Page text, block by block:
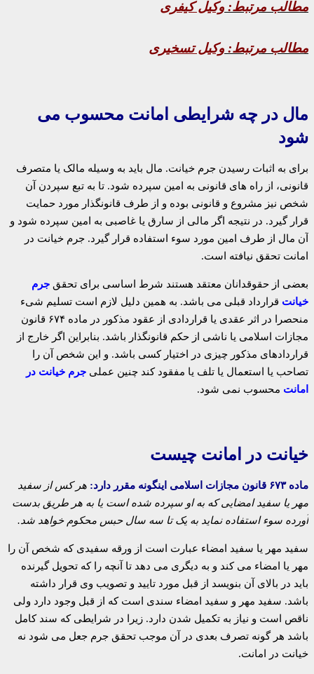
مطالب مرتبط: وکیل کیفری
مطالب مرتبط: وکیل تسخیری
مال در چه شرایطی امانت محسوب می
شود
برای به اثبات رسیدن جرم خیانت. مال باید به وسیله مالک یا متصرف
قانونی، از راه های قانونی به امین سپرده شود. تا به تبع سپردن آن
شخص نیز مشروع و قانونی بوده و از طرف قانونگذار مورد حمایت
قرار گیرد. در نتیجه اگر مالی از سارق یا غاصبی به امین سپرده شود و
آن مال از طرف امین مورد سوء استفاده قرار گیرد. جرم خیانت در
امانت تحقق نیافته است.
بعضی از حقوقدانان معتقد هستند شرط اساسی برای تحقق جرم
خیانت قرارداد قبلی می باشد. به همین دلیل لازم است تسلیم شیء
منحصرا در اثر عقدی یا قراردادی از عقود مذکور در ماده ۶۷۴ قانون
مجازات اسلامی یا ناشی از حکم قانونگذار باشد. بنابراین اگر خارج از
قراردادهای مذکور چیزی در اختیار کسی باشد. و این شخص آن را
تصاحب یا استعمال یا تلف یا مفقود کند چنین عملی جرم خیانت در
امانت محسوب نمی شود.
خیانت در امانت چیست
ماده ۶۷۳ قانون مجازات اسلامی اینگونه مقرر دارد:
هر کس از سفید
مهر یا سفید امضایی که به او سپرده شده است یا به هر طریق بدست
آورده سوء استفاده نماید به یک تا سه سال حبس محکوم خواهد شد.
سفید مهر یا سفید امضاء عبارت است از ورقه سفیدی که شخص آن را
مهر یا امضاء می کند و به دیگری می دهد تا آنچه را که تحویل گیرنده
باید در بالای آن بنویسد از قبل مورد تایید و تصویب وی قرار داشته
باشد. سفید مهر و سفید امضاء سندی است که از قبل وجود دارد ولی
ناقص است و نیاز به تکمیل شدن دارد. زیرا در شرایطی که سند کامل
باشد هر گونه تصرف بعدی در آن موجب تحقق جرم جعل می شود نه
خیانت در امانت.